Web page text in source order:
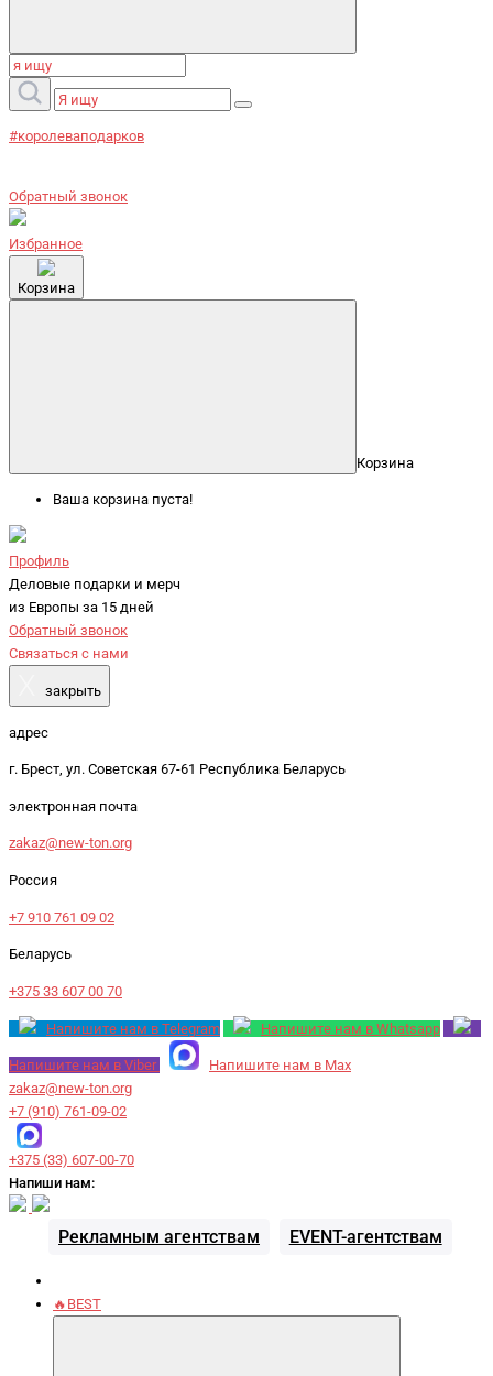
#королеваподарков
Обратный звонок
Избранное
Корзина
Корзина
Ваша корзина пуста!
Профиль
Деловые подарки и мерч
из Европы за 15 дней
Обратный звонок
Связаться с нами
закрыть
адрес
г. Брест, ул. Советская 67-61 Республика Беларусь
электронная почта
zakaz@new-ton.org
Россия
+7 910 761 09 02
Беларусь
+375 33 607 00 70
Напишите нам в Telegram Напишите нам в Whatsapp
Напишите нам в Viber
Напишите нам в Max
zakaz@new-ton.org
+7 (910) 761-09-02
+375 (33) 607-00-70
Напиши нам:
Рекламным агентствам EVENT-агентствам
🔥BEST